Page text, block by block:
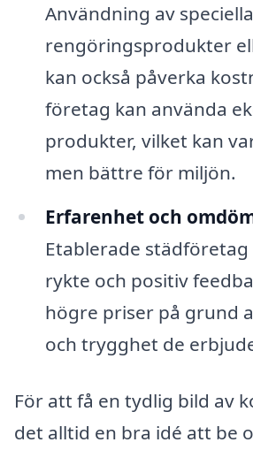
Användning av speciella
rengöringsprodukter
kan också påverka
företag kan använda
produkter, vilket kan
men bättre för miljön.
Erfarenhet och
Etablerade
rykte och positiv
högre priser på grund
och trygghet de
För att få en tydlig bild av
det alltid en bra idé att be